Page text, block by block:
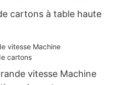
cartons à table haute
vitesse Machine